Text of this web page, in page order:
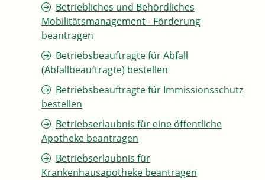
Betriebliches und Behördliches
Mobilitätsmanagement - Förderung
beantragen
Betriebsbeauftragte für Abfall
(Abfallbeauftragte) bestellen
Betriebsbeauftragte für Immissionsschutz
bestellen
Betriebserlaubnis für eine öffentliche
Apotheke beantragen
Betriebserlaubnis für
Krankenhausapotheke beantragen